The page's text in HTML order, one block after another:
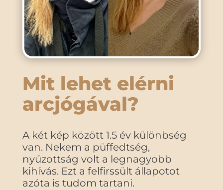
Mit lehet elérni
arcjógával?
A két kép között 1.5 év különbség
van. Nekem a püffedtség,
nyúzottság volt a legnagyobb
kihívás. Ezt a felfirssült állapotot
azóta is tudom tartani.